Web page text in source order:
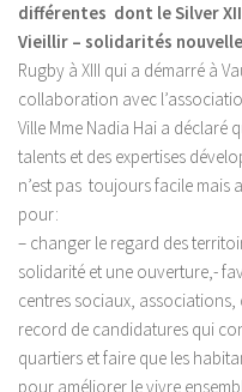
différentes dont le Silver
Vieillir – solidarités
Rugby à XIII qui a démarré à
collaboration avec
Ville Mme Nadia Hai a déclaré
talents et des expertises
n’est pas toujours facile mais
pour:
– changer le regard des
solidarité et une ouverture,-
centres sociaux,
record de candidatures qui
quartiers et faire que les
pour améliorer le vivre